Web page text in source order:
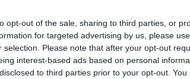
opt-out of the sale, sharing to third parties, or
for targeted advertising by us, please
selection. Please note that after your opt-out
interest-based ads based on personal
to third parties prior to your opt-out.
periodo così fortunato.